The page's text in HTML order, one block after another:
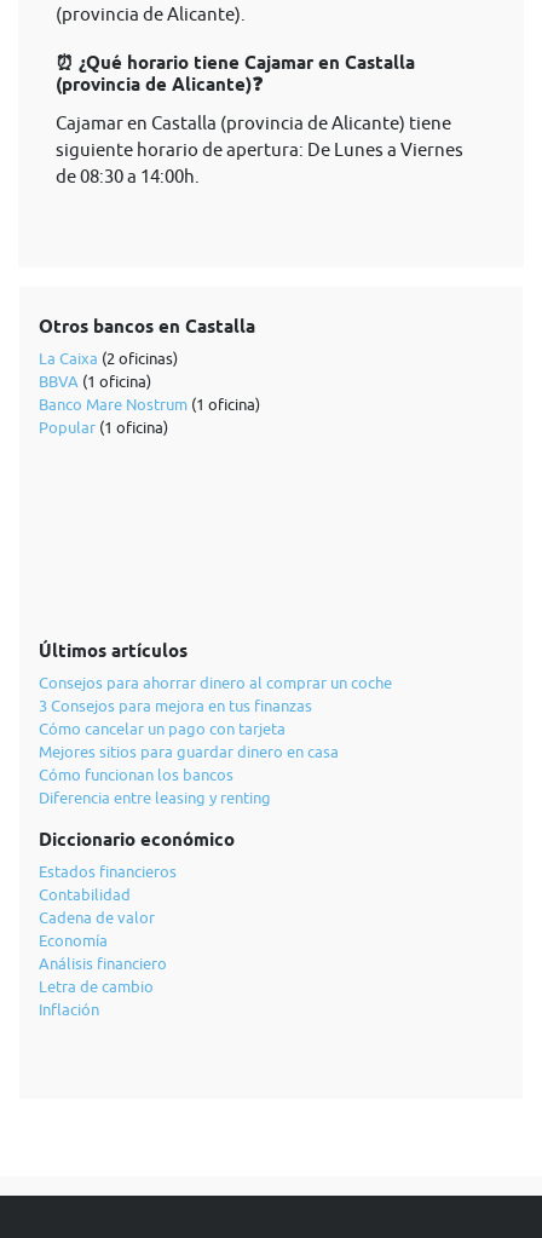
(provincia de Alicante).
⏰ ¿Qué horario tiene Cajamar en Castalla
(provincia de Alicante)❓
Cajamar en Castalla (provincia de Alicante) tiene
siguiente horario de apertura: De Lunes a Viernes
de 08:30 a 14:00h.
Otros bancos en Castalla
La Caixa (2 oficinas)
BBVA (1 oficina)
Banco Mare Nostrum (1 oficina)
Popular (1 oficina)
Últimos artículos
Consejos para ahorrar dinero al comprar un coche
3 Consejos para mejora en tus finanzas
Cómo cancelar un pago con tarjeta
Mejores sitios para guardar dinero en casa
Cómo funcionan los bancos
Diferencia entre leasing y renting
Diccionario económico
Estados financieros
Contabilidad
Cadena de valor
Economía
Análisis financiero
Letra de cambio
Inflación